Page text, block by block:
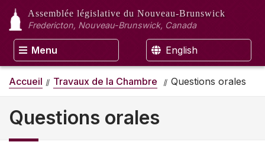
Assemblée législative du Nouveau-Brunswick
Fredericton, Nouveau-Brunswick, Canada
Menu English
Accueil Travaux de la Chambre Questions orales
Questions orales